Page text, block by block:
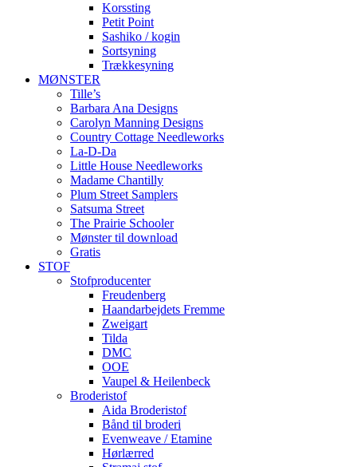
Korssting
Petit Point
Sashiko / kogin
Sortsyning
Trækkesyning
MØNSTER
Tille’s
Barbara Ana Designs
Carolyn Manning Designs
Country Cottage Needleworks
La-D-Da
Little House Needleworks
Madame Chantilly
Plum Street Samplers
Satsuma Street
The Prairie Schooler
Mønster til download
Gratis
STOF
Stofproducenter
Freudenberg
Haandarbejdets Fremme
Zweigart
Tilda
DMC
OOE
Vaupel & Heilenbeck
Broderistof
Aida Broderistof
Bånd til broderi
Evenweave / Etamine
Hørlærred